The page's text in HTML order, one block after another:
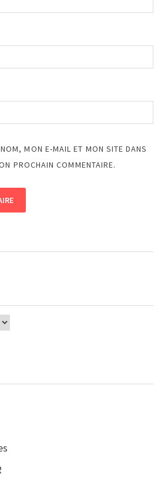
MON E-MAIL ET MON SITE DANS
PROCHAIN COMMENTAIRE.